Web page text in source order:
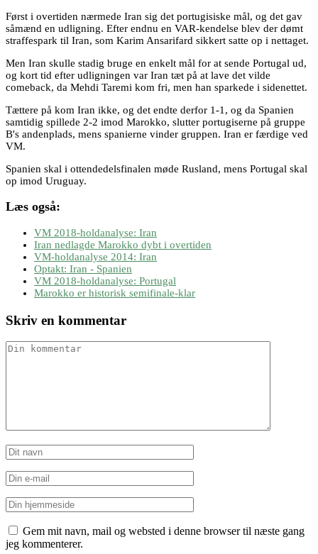
Først i overtiden nærmede Iran sig det portugisiske mål, og det gav
såmænd en udligning. Efter endnu en VAR-kendelse blev der dømt
straffespark til Iran, som Karim Ansarifard sikkert satte op i nettaget.
Men Iran skulle stadig bruge en enkelt mål for at sende Portugal ud,
og kort tid efter udligningen var Iran tæt på at lave det vilde
comeback, da Mehdi Taremi kom fri, men han sparkede i sidenettet.
Tættere på kom Iran ikke, og det endte derfor 1-1, og da Spanien
samtidig spillede 2-2 imod Marokko, slutter portugiserne på gruppe
B's andenplads, mens spanierne vinder gruppen. Iran er færdige ved
VM.
Spanien skal i ottendedelsfinalen møde Rusland, mens Portugal skal
op imod Uruguay.
Læs også:
VM 2018-holdanalyse: Iran
Iran nedlagde Marokko dybt i overtiden
VM-holdanalyse 2014: Iran
Optakt: Iran - Spanien
VM 2018-holdanalyse: Portugal
Marokko er historisk semifinale-klar
Skriv en kommentar
Gem mit navn, mail og websted i denne browser til næste gang
jeg kommenterer.